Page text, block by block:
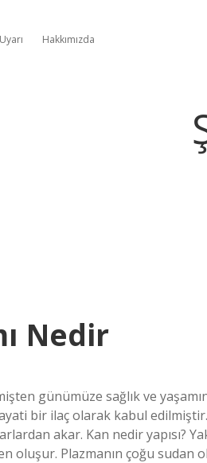
Hakkımızda
Nedir
günümüze sağlık ve
bir ilaç olarak kabul
akar. Kan nedir yapısı?
oluşur. Plazmanın çoğu